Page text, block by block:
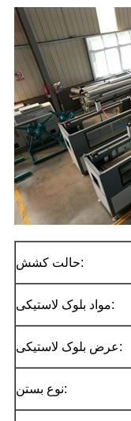
حالت کشش:
مواد بلوک لاستیکی:
عرض بلوک لاستیکی:
نوع بستن: